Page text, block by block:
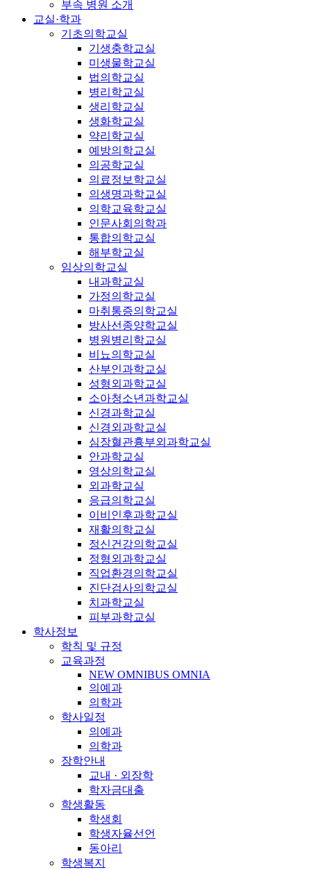
부속 병원 소개
교실·학과
기초의학교실
기생충학교실
미생물학교실
법의학교실
병리학교실
생리학교실
생화학교실
약리학교실
예방의학교실
의공학교실
의료정보학교실
의생명과학교실
의학교육학교실
인문사회의학과
통합의학교실
해부학교실
임상의학교실
내과학교실
가정의학교실
마취통증의학교실
방사선종양학교실
병원병리학교실
비뇨의학교실
산부인과학교실
성형외과학교실
소아청소년과학교실
신경과학교실
신경외과학교실
심장혈관흉부외과학교실
안과학교실
영상의학교실
외과학교실
응급의학교실
이비인후과학교실
재활의학교실
정신건강의학교실
정형외과학교실
직업환경의학교실
진단검사의학교실
치과학교실
피부과학교실
학사정보
학칙 및 규정
교육과정
NEW OMNIBUS OMNIA
의예과
의학과
학사일정
의예과
의학과
장학안내
교내 · 외장학
학자금대출
학생활동
학생회
학생자율선언
동아리
학생복지